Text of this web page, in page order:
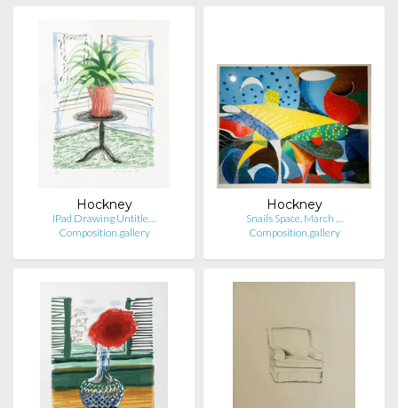
Hockney
IPad Drawing Untitle…
Composition.gallery
Hockney
Snails Space, March …
Composition.gallery